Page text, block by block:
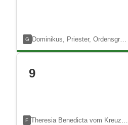
G Dominikus, Priester, Ordensgr…
9
F Theresia Benedicta vom Kreuz…